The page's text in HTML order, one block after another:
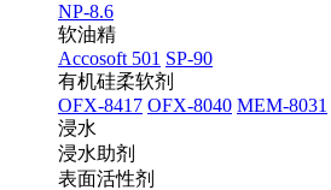
NP-8.6
软油精
Accosoft 501 SP-90
有机硅柔软剂
OFX-8417 OFX-8040 MEM-8031
浸水
浸水助剂
表面活性剂